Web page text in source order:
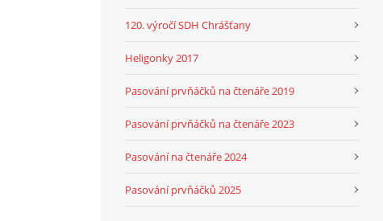
120. výročí SDH Chrášťany
Heligonky 2017
Pasování prvňáčků na čtenáře 2019
Pasování prvňáčků na čtenáře 2023
Pasování na čtenáře 2024
Pasování prvňáčků 2025